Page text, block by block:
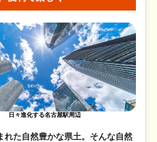
れた自然豊かな県土。そんな自然
日々進化する名古屋駅周辺